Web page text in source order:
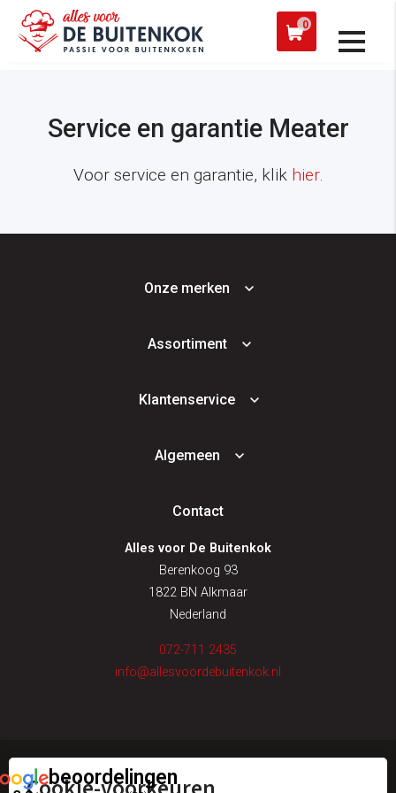
0
werkdag verzonden
Klantenservice
Service en garantie Meater
Voor service en garantie, klik hier.
Onze merken
Assortiment
Klantenservice
Algemeen
Contact
Alles voor De Buitenkok
Berenkoog 93
1822 BN Alkmaar
Nederland
072-711 2435
info@allesvoordebuitenkok.nl
© alles voor de buitenkok
beoordelingen